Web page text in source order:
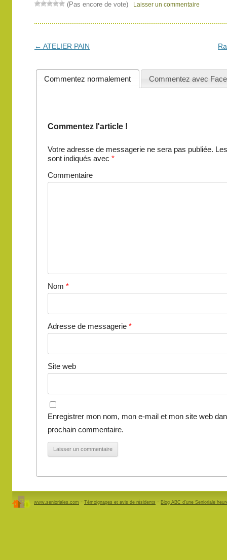
(Pas encore de vote) Laisser un commentaire
Navigation
articles
← ATELIER PAIN
Commentez normalement Commentez avec
Commentez l'article !
Votre adresse de messagerie ne sera pas publiée.
sont indiqués avec *
Commentaire
Nom *
Adresse de messagerie *
Site web
Enregistrer mon nom, mon e-mail et mon site web
prochain commentaire.
www.senioriales.com - Témoignages et avis de résidents - Blog ABC d’une Senioriale